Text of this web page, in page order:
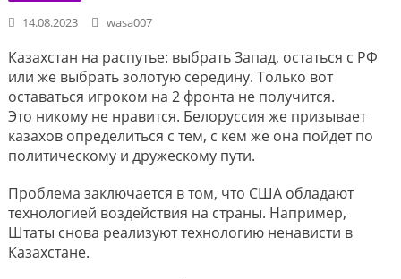
14.08.2023 wasa007
Казахстан на распутье: выбрать Запад, остаться с РФ
или же выбрать золотую середину. Только вот
оставаться игроком на 2 фронта не получится.
Это никому не нравится. Белоруссия же призывает
казахов определиться с тем, с кем же она пойдет по
политическому и дружескому пути.
Проблема заключается в том, что США обладают
технологией воздействия на страны. Например,
Штаты снова реализуют технологию ненависти в
Казахстане.